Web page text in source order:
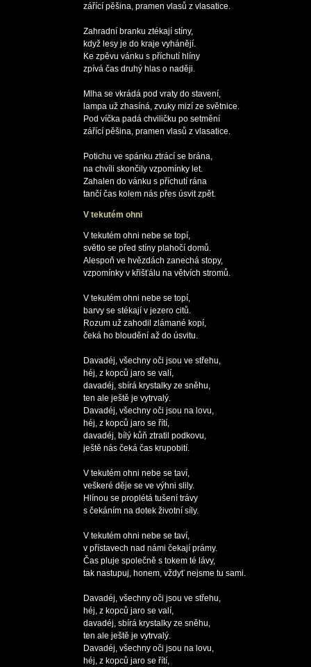
zářící pěšina, pramen vlasů z vlasatice.
Zahradní branku ztékají stíny,
když lesy je do kraje vyhánějí.
Ke zpěvu vánku s příchutí hlíny
zpívá čas druhý hlas o naději.
Mlha se vkrádá pod vraty do stavení,
lampa už zhasíná, zvuky mizí ze světnice.
Pod víčka padá chviličku po setmění
zářící pěšina, pramen vlasů z vlasatice.
Potichu ve spánku ztrácí se brána,
na chvíli skončily vzpomínky let.
Zahalen do vánku s příchutí rána
V tekutém ohni
V tekutém ohni nebe se topí,
světlo se před stíny plahočí domů.
Alespoň ve hvězdách zanechá stopy,
vzpomínky v křišťálu na větvích stromů.
V tekutém ohni nebe se topí,
barvy se stékají v jezero citů.
Rozum už zahodil zlámané kopí,
čeká ho bloudění až do úsvitu.
Davadéj, všechny oči jsou ve střehu,
héj, z kopců jaro se valí,
davadéj, sbírá krystalky ze sněhu,
ten ale ještě je vytrvalý.
Davadéj, všechny oči jsou na lovu,
héj, z kopců jaro se řítí,
davadéj, bílý kůň ztratil podkovu,
ještě nás čeká čas krupobití.
V tekutém ohni nebe se taví,
veškeré děje se ve výhni slily.
Hlínou se proplétá tušení trávy
s čekáním na dotek životní síly.
V tekutém ohni nebe se taví,
v přístavech nad námi čekají prámy.
Čas pluje společně s tokem té lávy,
tak nastupuj, honem, vždyť nejsme tu sami.
Davadéj, všechny oči jsou ve střehu,
héj, z kopců jaro se valí,
davadéj, sbírá krystalky ze sněhu,
ten ale ještě je vytrvalý.
Davadéj, všechny oči jsou na lovu,
héj, z kopců jaro se řítí,